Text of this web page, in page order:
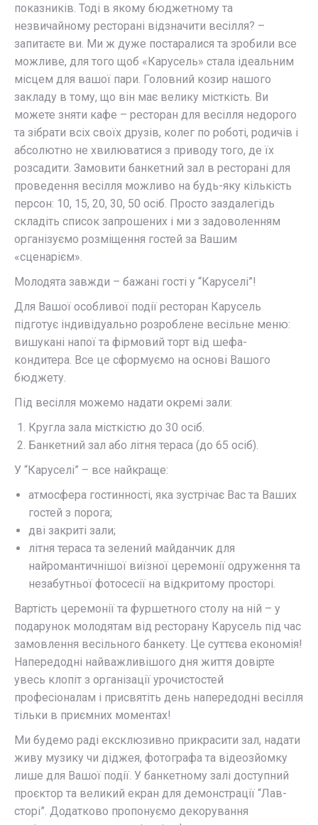
показників. Тоді в якому бюджетному та
незвичайному ресторані відзначити весілля? –
запитаєте ви. Ми ж дуже постаралися та зробили все
можливе, для того щоб «Карусель» стала ідеальним
місцем для вашої пари. Головний козир нашого
закладу в тому, що він має велику місткість. Ви
можете зняти кафе – ресторан для весілля недорого
та зібрати всіх своїх друзів, колег по роботі, родичів і
абсолютно не хвилюватися з приводу того, де їх
розсадити. Замовити банкетний зал в ресторані для
проведення весілля можливо на будь-яку кількість
персон: 10, 15, 20, 30, 50 осіб. Просто заздалегідь
складіть список запрошених і ми з задоволенням
організуємо розміщення гостей за Вашим
«сценарієм».
Молодята завжди – бажані гості у “Каруселі”!
Для Вашої особливої ​​події ресторан Карусель
підготує індивідуально розроблене весільне меню:
вишукані напої та фірмовий торт від шефа-
кондитера. Все це сформуємо на основі Вашого
бюджету.
Під весілля можемо надати окремі зали:
Кругла зала місткістю до 30 осіб.
Банкетний зал або літня тераса (до 65 осіб).
У “Каруселі” – все найкраще:
атмосфера гостинності, яка зустрічає Вас та Ваших
гостей з порога;
дві закриті зали;
літня тераса та зелений майданчик для
найромантичнішої виїзної церемонії одруження та
незабутньої фотосесії на відкритому просторі.
Вартість церемонії та фуршетного столу на ній – у
подарунок молодятам від ресторану Карусель під час
замовлення весільного банкету. Це суттєва економія!
Напередодні найважливішого дня життя довірте
увесь клопіт з організації урочистостей
професіоналам і присвятіть день напередодні весілля
тільки в приємних моментах!
Ми будемо раді ексклюзивно прикрасити зал, надати
живу музику чи діджея, фотографа та відеозйомку
лише для Вашої події. У банкетному залі доступний
проєктор та великий екран для демонстрації “Лав-
сторі”. Додатково пропонуємо декорування